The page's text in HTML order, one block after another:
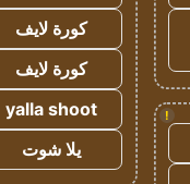
!
كورة لايف
كورة لايف
yalla shoot
يلا شوت